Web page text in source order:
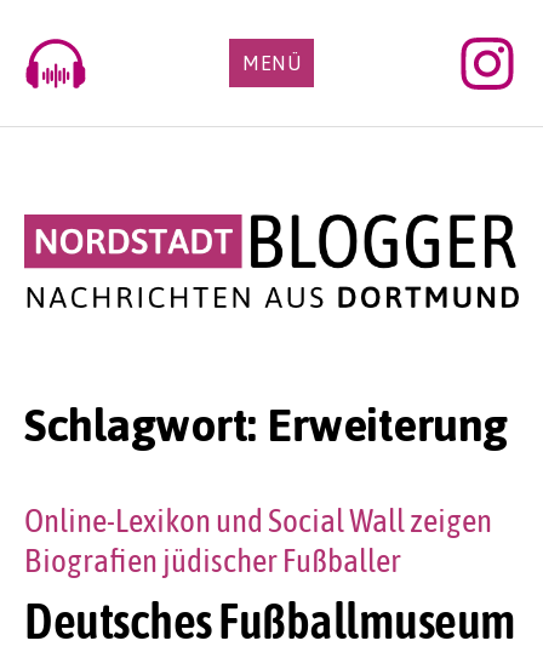
content
MENÜ
Schlagwort: Erweiterung
Deutsches Fußballmuseum
Online-Lexikon und Social Wall zeigen
Biografien jüdischer Fußballer